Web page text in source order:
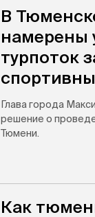
В
намерены
турпоток
Глава города
решение о
Тюмени.
Как